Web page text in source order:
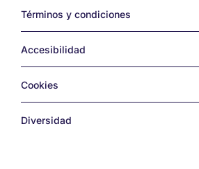
Términos y condiciones
Accesibilidad
Cookies
Diversidad